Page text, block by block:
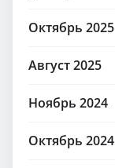
Октябрь 2025
Август 2025
Ноябрь 2024
Октябрь 2024